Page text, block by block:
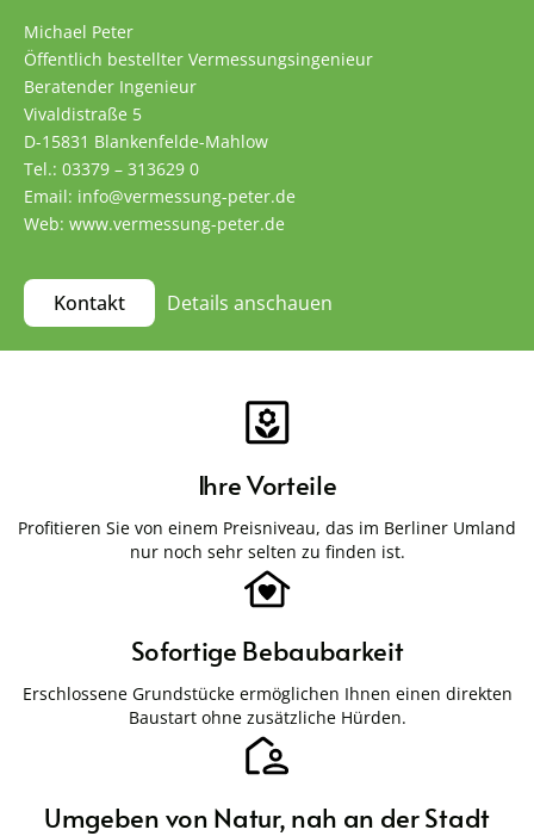
Michael Peter
Öffentlich bestellter Vermessungsingenieur
Beratender Ingenieur
Vivaldistraße 5
D-15831 Blankenfelde-Mahlow
Tel.: 03379 – 313629 0
Email: info@vermessung-peter.de
Web: www.vermessung-peter.de
Kontakt Details anschauen
Ihre Vorteile
Profitieren Sie von einem Preisniveau, das im Berliner Umland
nur noch sehr selten zu finden ist.
Sofortige Bebaubarkeit
Erschlossene Grundstücke ermöglichen Ihnen einen direkten
Baustart ohne zusätzliche Hürden.
Umgeben von Natur, nah an der Stadt